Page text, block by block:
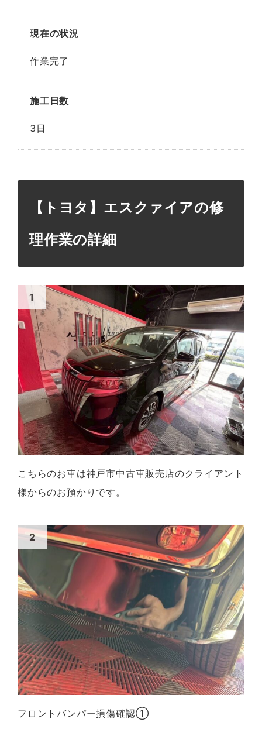
現在の状況
作業完了
施工日数
3日
【トヨタ】エスクァイアの修
理作業の詳細
こちらのお車は神戸市中古車販売店のクライアント
様からのお預かりです。
フロントバンパー損傷確認①